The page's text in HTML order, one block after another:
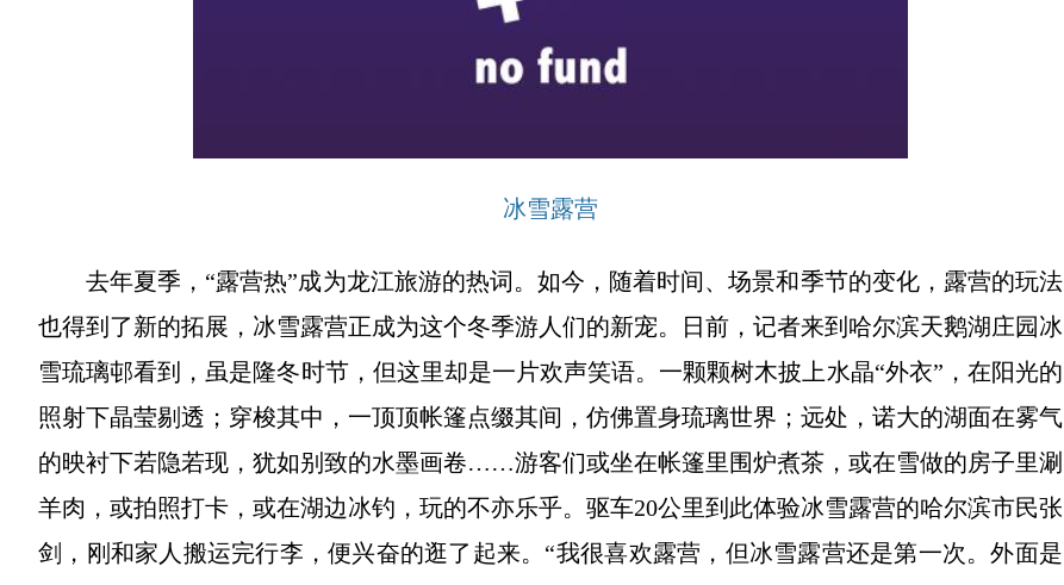
冰雪露营
去年夏季，“露营热”成为龙江旅游的热词。如今，随着时间、场景和季节的变化，露营的玩法
也得到了新的拓展，冰雪露营正成为这个冬季游人们的新宠。日前，记者来到哈尔滨天鹅湖庄园冰
雪琉璃邨看到，虽是隆冬时节，但这里却是一片欢声笑语。一颗颗树木披上水晶“外衣”，在阳光的
照射下晶莹剔透；穿梭其中，一顶顶帐篷点缀其间，仿佛置身琉璃世界；远处，诺大的湖面在雾气
的映衬下若隐若现，犹如别致的水墨画卷……游客们或坐在帐篷里围炉煮茶，或在雪做的房子里涮
羊肉，或拍照打卡，或在湖边冰钓，玩的不亦乐乎。驱车20公里到此体验冰雪露营的哈尔滨市民张
剑，刚和家人搬运完行李，便兴奋的逛了起来。“我很喜欢露营，但冰雪露营还是第一次。外面是